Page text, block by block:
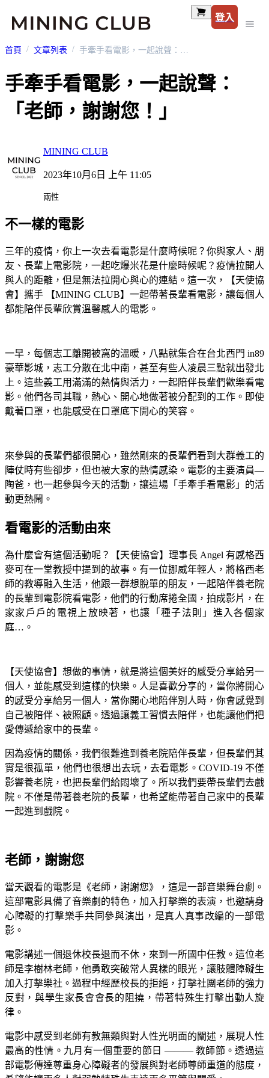
登入
首頁 文章列表 手牽手看電影，一起說聲：「老師，謝謝您！」
手牽手看電影，一起說聲：
「老師，謝謝您！」
MINING CLUB
2023年10月6日 上午 11:05
兩性
不一樣的電影
三年的疫情，你上一次去看電影是什麼時候呢？你與家人、朋
友、長輩上電影院，一起吃爆米花是什麼時候呢？疫情拉開人
與人的距離，但是無法拉開心與心的連結。這一次，【天使協
會】攜手 【MINING CLUB】一起帶著長輩看電影，讓每個人
都能陪伴長輩欣賞溫馨感人的電影。
一早，每個志工離開被窩的溫暖，八點就集合在台北西門 in89
豪華影城，志工分散在北中南，甚至有些人凌晨三點就出發北
上。這些義工用滿滿的熱情與活力，一起陪伴長輩們歡樂看電
影。他們各司其職，熱心、開心地做著被分配到的工作。即使
戴著口罩，也能感受在口罩底下開心的笑容。
來參與的長輩們都很開心，雖然剛來的長輩們看到大群義工的
陣仗時有些卻步，但也被大家的熱情感染。電影的主要演員—
陶爸，也一起參與今天的活動，讓這場「手牽手看電影」的活
動更熱鬧。
看電影的活動由來
為什麼會有這個活動呢？【天使協會】理事長 Angel 有感格西
麥可在一堂教授中提到的故事。有一位挪威年輕人，將格西老
師的教導融入生活，他跟一群想脫單的朋友，一起陪伴養老院
的長輩到電影院看電影，他們的行動席捲全國，拍成影片，在
家家戶戶的電視上放映著，也讓「種子法則」進入各個家
庭…。
【天使協會】想做的事情，就是將這個美好的感受分享給另一
個人，並能感受到這樣的快樂。人是喜歡分享的，當你將開心
的感受分享給另一個人，當你開心地陪伴別人時，你會感覺到
自己被陪伴、被照顧。透過讓義工習慣去陪伴，也能讓他們把
愛傳遞給家中的長輩。
因為疫情的關係，我們很難進到養老院陪伴長輩，但長輩們其
實是很孤單，他們也很想出去玩，去看電影。COVID-19 不僅
影響養老院，也把長輩們給悶壞了。所以我們要帶長輩們去戲
院。不僅是帶著養老院的長輩，也希望能帶著自己家中的長輩
一起進到戲院。
老師，謝謝您
當天觀看的電影是《老師，謝謝您》，這是一部音樂舞台劇。
這部電影具備了音樂劇的特色，加入打擊樂的表演，也邀請身
心障礙的打擊樂手共同參與演出，是真人真事改編的一部電
影。
電影講述一個退休校長退而不休，來到一所國中任教。這位老
師是李樹林老師，他勇敢突破常人異樣的眼光，讓肢體障礙生
加入打擊樂社。過程中經歷校長的拒絕，打擊社團老師的強力
反對，與學生家長會會長的阻撓，帶著特殊生打擊出動人旋
律。
電影中感受到老師有教無類與對人性光明面的闡述，展現人性
最高的性情。九月有一個重要的節日 ——— 教師節。透過這
部電影傳達尊重身心障礙者的發展與對老師尊師重道的態度，